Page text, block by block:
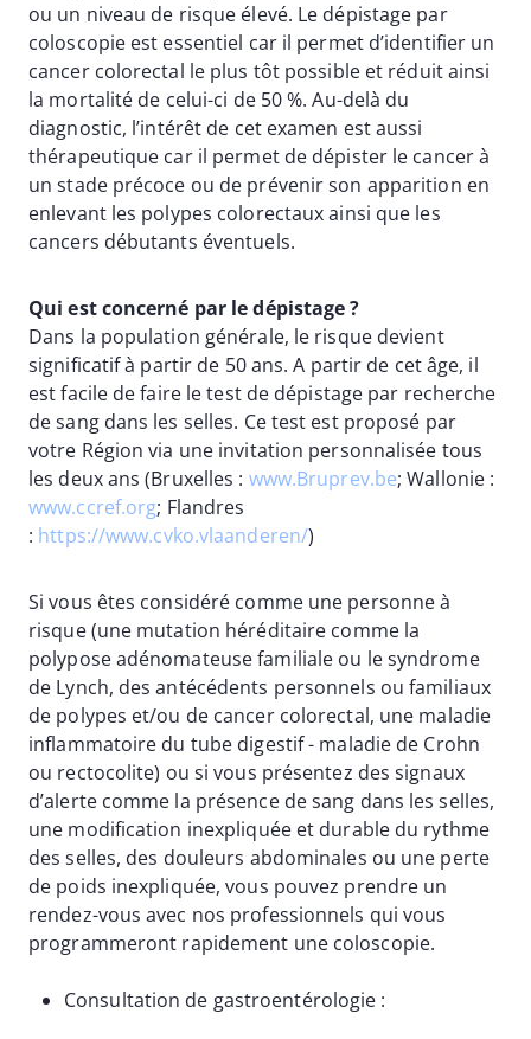
ou un niveau de risque élevé. Le dépistage par
coloscopie est essentiel car il permet d’identifier un
cancer colorectal le plus tôt possible et réduit ainsi
la mortalité de celui-ci de 50 %. Au-delà du
diagnostic, l’intérêt de cet examen est aussi
thérapeutique car il permet de dépister le cancer à
un stade précoce ou de prévenir son apparition en
enlevant les polypes colorectaux ainsi que les
cancers débutants éventuels.
Qui est concerné par le dépistage ?
Dans la population générale, le risque devient
significatif à partir de 50 ans. A partir de cet âge, il
est facile de faire le test de dépistage par recherche
de sang dans les selles. Ce test est proposé par
votre Région via une invitation personnalisée tous
les deux ans (Bruxelles : www.Bruprev.be; Wallonie :
www.ccref.org; Flandres
: https://www.cvko.vlaanderen/)
Si vous êtes considéré comme une personne à
risque (une mutation héréditaire comme la
polypose adénomateuse familiale ou le syndrome
de Lynch, des antécédents personnels ou familiaux
de polypes et/ou de cancer colorectal, une maladie
inflammatoire du tube digestif - maladie de Crohn
ou rectocolite) ou si vous présentez des signaux
d’alerte comme la présence de sang dans les selles,
une modification inexpliquée et durable du rythme
des selles, des douleurs abdominales ou une perte
de poids inexpliquée, vous pouvez prendre un
rendez-vous avec nos professionnels qui vous
programmeront rapidement une coloscopie.
Consultation de gastroentérologie :